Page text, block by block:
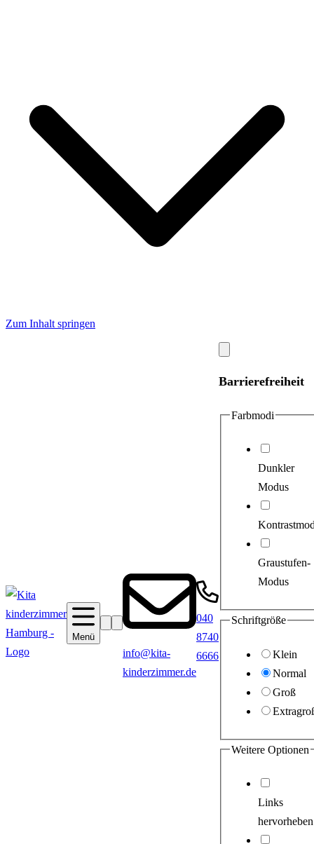
Zum Inhalt springen
Menü
SucheBarrierefreiheit
info@kita-
kinderzimmer.de
040
8740
6666
schließen
Barrierefreiheit
Farbmodi
Dunkler
Modus
Graustufen-
Modus
Schriftgröße
Klein
Normal
Groß
Weitere Optionen
Links
hervorheben